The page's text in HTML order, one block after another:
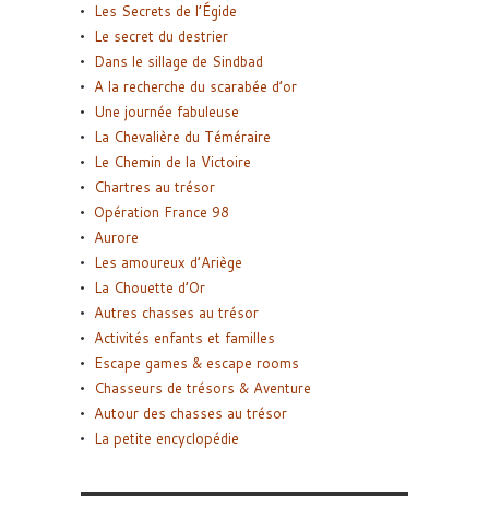
Les Secrets de l’Égide
Le secret du destrier
Dans le sillage de Sindbad
A la recherche du scarabée d’or
Une journée fabuleuse
La Chevalière du Téméraire
Le Chemin de la Victoire
Chartres au trésor
Opération France 98
Aurore
Les amoureux d’Ariège
La Chouette d’Or
Autres chasses au trésor
Activités enfants et familles
Escape games & escape rooms
Chasseurs de trésors & Aventure
Autour des chasses au trésor
La petite encyclopédie